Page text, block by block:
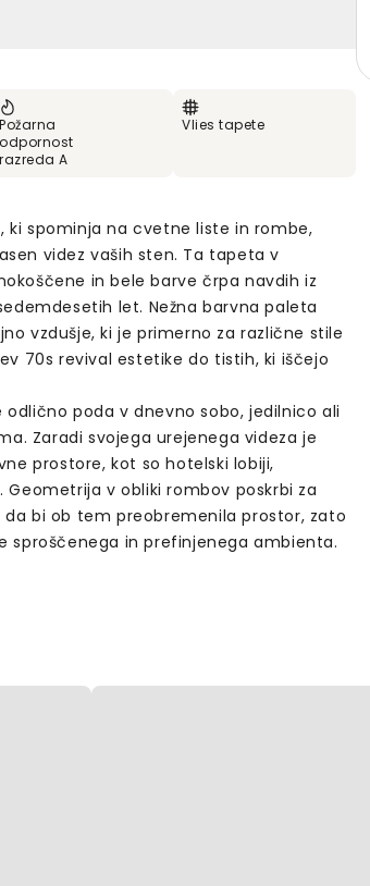
Požarna
odpornost
razreda A
Vlies tapete
ki spominja na cvetne liste in rombe,
videz vaših sten. Ta tapeta v
in bele barve črpa navdih iz
let. Nežna barvna paleta
vzdušje, ki je primerno za različne stile
70s revival estetike do tistih, ki iščejo
odlično poda v dnevno sobo, jedilnico ali
Zaradi svojega urejenega videza je
prostore, kot so hotelski lobiji,
Geometrija v obliki rombov poskrbi za
bi ob tem preobremenila prostor, zato
sproščenega in prefinjenega ambienta.